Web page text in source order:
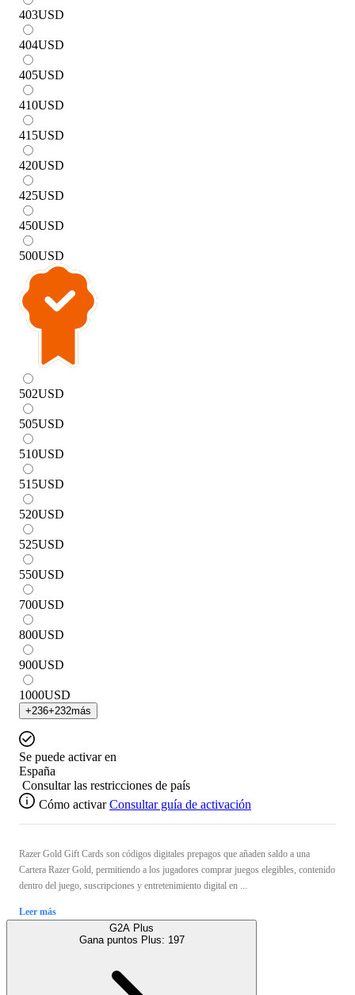
403USD
404USD
405USD
410USD
415USD
420USD
425USD
450USD
500USD
502USD
505USD
510USD
515USD
520USD
525USD
550USD
700USD
800USD
900USD
1000USD
+236+232más
Se puede activar en
España
Consultar las restricciones de país
Cómo activar Consultar guía de activación
Razer Gold Gift Cards son códigos digitales prepagos que añaden saldo a una
Cartera Razer Gold, permitiendo a los jugadores comprar juegos elegibles, contenido
dentro del juego, suscripciones y entretenimiento digital en ...
Leer más
G2A Plus
Gana puntos Plus: 197